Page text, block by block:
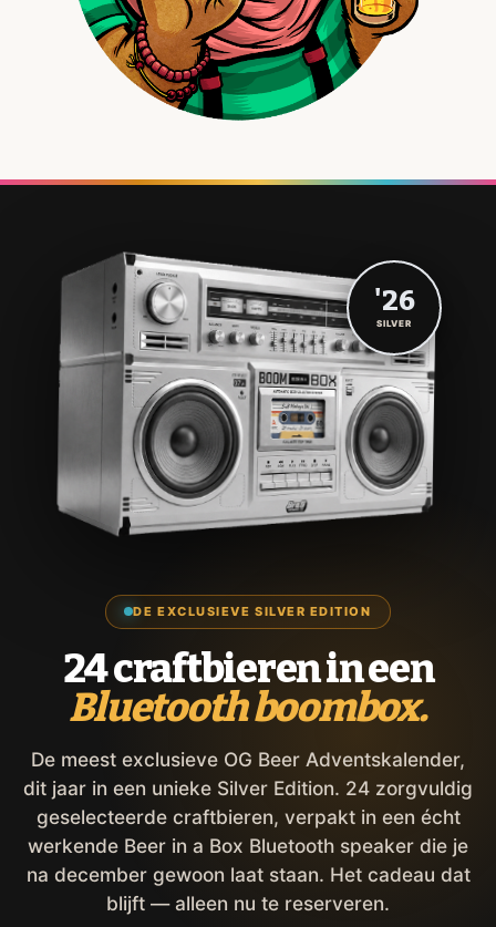
DE EXCLUSIEVE SILVER EDITION
24 craftbieren in een
Bluetooth boombox.
De meest exclusieve OG Beer Adventskalender,
dit jaar in een unieke Silver Edition. 24 zorgvuldig
geselecteerde craftbieren, verpakt in een écht
werkende Beer in a Box Bluetooth speaker die je
na december gewoon laat staan. Het cadeau dat
blijft — alleen nu te reserveren.
'26
SILVER